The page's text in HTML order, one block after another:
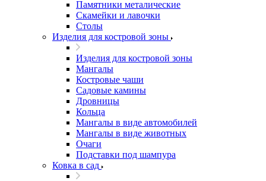
Памятники металические
Скамейки и лавочки
Столы
Изделия для костровой зоны
Изделия для костровой зоны
Мангалы
Костровые чаши
Садовые камины
Дровницы
Кольца
Мангалы в виде автомобилей
Мангалы в виде животных
Очаги
Подставки под шампура
Ковка в сад